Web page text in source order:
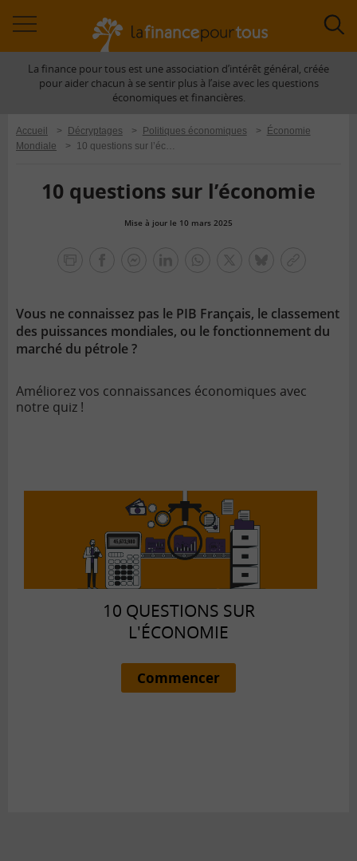
àLa finance pour tous est une association d’intérêt général, créée
pour aider chacun à se sentir plus à l’aise avec les questions
économiques et financières.
Accueil > Décryptages > Politiques économiques >
Économie
Mondiale
> 10 questions sur l’économie
10 questions sur l’économie
Mise à jour le 10 mars 2025
Vous ne connaissez pas le PIB Français, le classement
des puissances mondiales, ou le fonctionnement du
marché du pétrole ?
Améliorez vos connaissances économiques avec
notre quiz !
10 QUESTIONS SUR
L'ÉCONOMIE